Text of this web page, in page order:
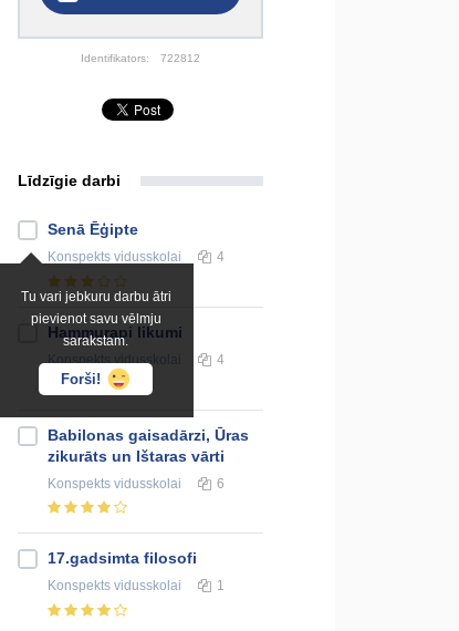
Identifikators: 722812
Līdzīgie darbi
Tu vari jebkuru darbu ātri
pievienot savu vēlmju
sarakstam.
Forši!
Senā Ēģipte
Konspekts vidusskolai 4
Hammurapi likumi
Konspektsvidusskolai 4
Babilonas gaisadārzi, Ūras
zikurāts un Ištaras vārti
Konspekts vidusskolai 6
17.gadsimta filosofi
Konspekts vidusskolai 1